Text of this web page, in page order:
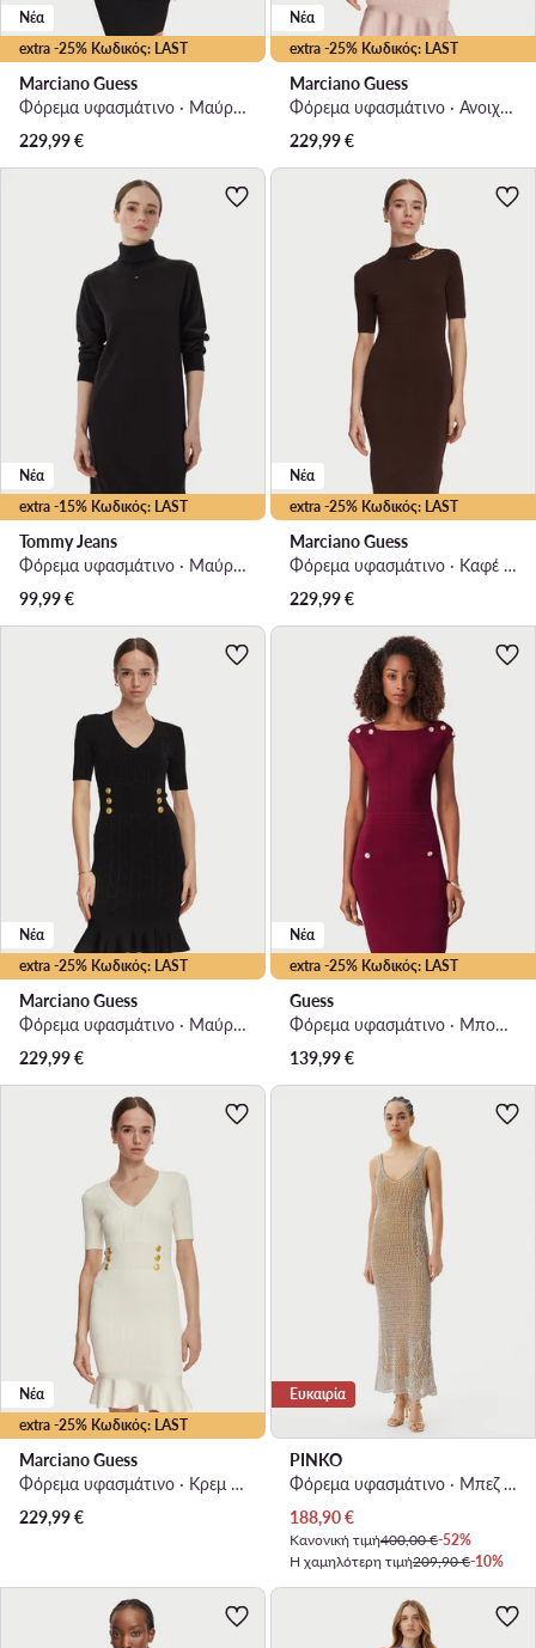
extra -25% Κωδικός: LAST
Νέα
Marciano Guess
Φόρεμα υφασμάτινο · Μαύρο · Mini
229,99€
extra -25% Κωδικός: LAST
Νέα
Marciano Guess
Φόρεμα υφασμάτινο · Ανοιχτό ροζ · Midi
229,99€
extra -15% Κωδικός: LAST
Νέα
Tommy Jeans
Φόρεμα υφασμάτινο · Μαύρο · Mini
99,99€
extra -25% Κωδικός: LAST
Νέα
Marciano Guess
Φόρεμα υφασμάτινο · Καφέ · Mini
229,99€
extra -25% Κωδικός: LAST
Νέα
Marciano Guess
Φόρεμα υφασμάτινο · Μαύρο · Midi
229,99€
extra -25% Κωδικός: LAST
Νέα
Guess
Φόρεμα υφασμάτινο · Μπορντό · Mini
139,99€
extra -25% Κωδικός: LAST
Νέα
Marciano Guess
Φόρεμα υφασμάτινο · Κρεμ · Midi
229,99€
Ευκαιρία
PINKO
Φόρεμα υφασμάτινο · Μπεζ · Maxi
Τρέχουσα τιμή
188,90€
Κανονική τιμή400,00 €-52%
Η χαμηλότερη τιμή209,90 €-10%